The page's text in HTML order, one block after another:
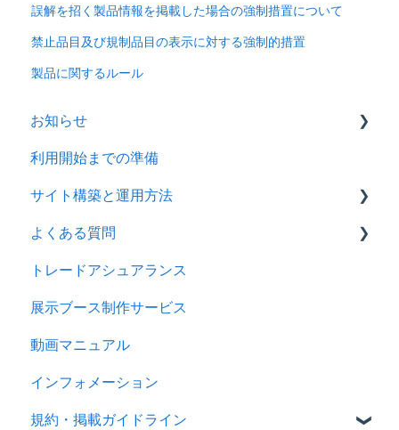
誤解を招く製品情報を掲載した場合の強制措置について
禁止品目及び規制品目の表示に対する強制的措置
製品に関するルール
お知らせ
2026年
2025年
2024年
利用開始までの準備
サイト構築と運用方法
会社情報を登録する
製品ページ登録の準備をする
製品ページを登録する
バイヤーからのメッセージに返信する
RFQを使ってバイヤーに売り込む
キーワード広告を利用する
よくある質問
ログイン
アカウント
製品情報
メッセージ
RFQ
トレードアシュアランス
展示ブース制作サービス
動画マニュアル
インフォメーション
規約・掲載ガイドライン